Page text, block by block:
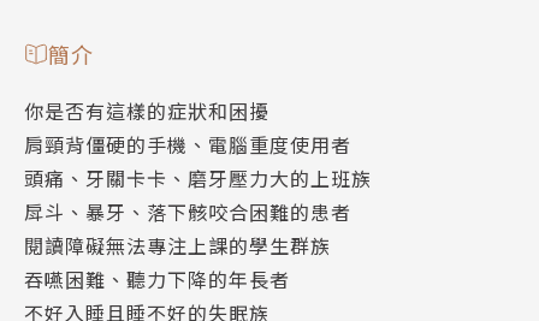
簡介
你是否有這樣的症狀和困擾
肩頸背僵硬的手機、電腦重度使用者
頭痛、牙關卡卡、磨牙壓力大的上班族
戽斗、暴牙、落下骸咬合困難的患者
閱讀障礙無法專注上課的學生群族
吞嚥困難、聽力下降的年長者
不好入睡且睡不好的失眠族